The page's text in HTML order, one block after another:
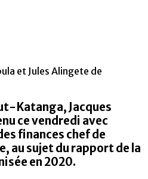
et Jules Alingete de
Katanga, Jacques
ce vendredi avec
finances chef de
au sujet du rapport de la
en 2020.